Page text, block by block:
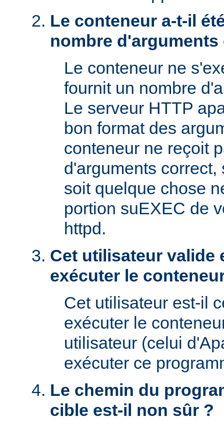
Le conteneur a-t-il
nombre
Le conteneur ne
fournit un nombre
Le serveur HTTP
bon format des
conteneur ne reçoit
d'arguments
soit quelque chose
portion suEXEC de
httpd.
Cet utilisateur valide
exécuter le
Cet utilisateur est-il
exécuter le
utilisateur (celui
exécuter ce
Le chemin du
cible est-il non sûr ?